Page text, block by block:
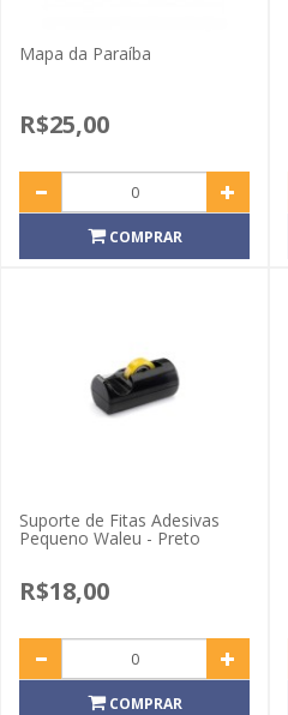
Mapa da Paraíba
R$25,00
COMPRAR
Suporte de Fitas Adesivas
Pequeno Waleu - Preto
R$18,00
COMPRAR